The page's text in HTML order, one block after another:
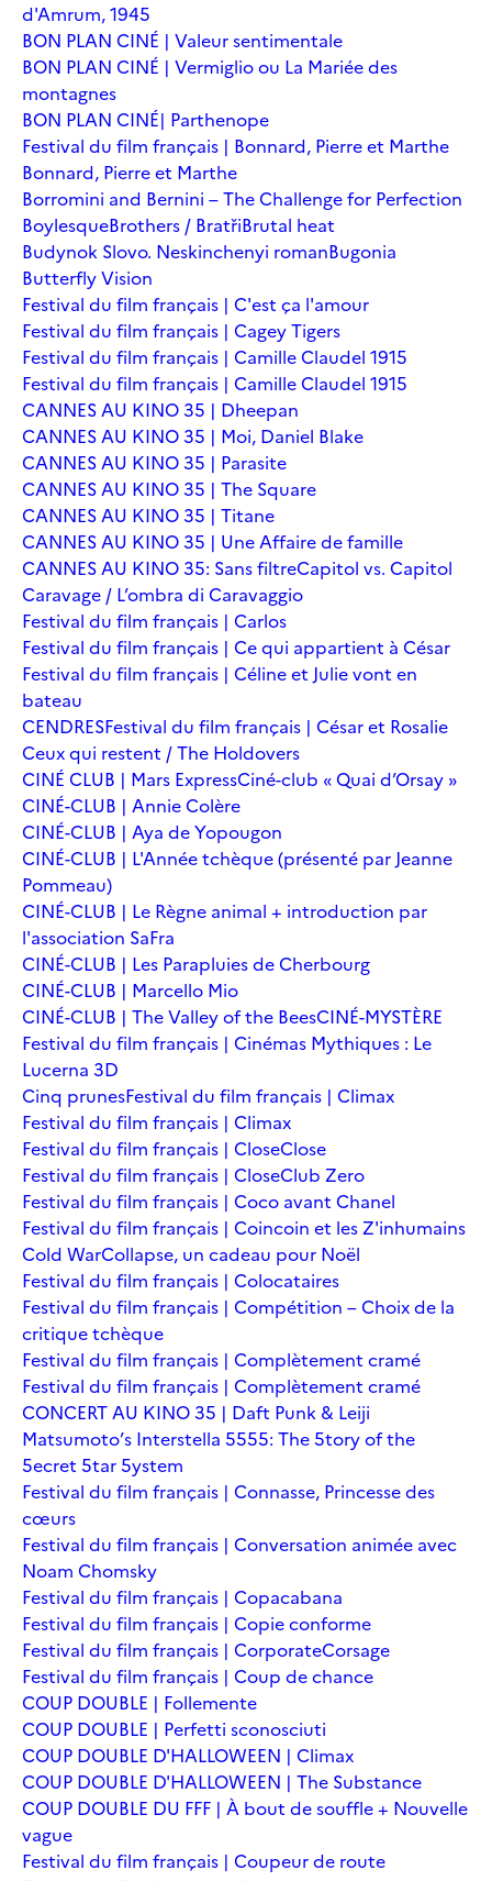
d'Amrum, 1945
BON PLAN CINÉ | Valeur sentimentale
BON PLAN CINÉ | Vermiglio ou La Mariée des
montagnes
BON PLAN CINÉ| Parthenope
Festival du film français | Bonnard, Pierre et Marthe
Bonnard, Pierre et Marthe
Borromini and Bernini – The Challenge for Perfection
BoylesqueBrothers / BratřiBrutal heat
Budynok Slovo. Neskinchenyi romanBugonia
Butterfly Vision
Festival du film français | C'est ça l'amour
Festival du film français | Cagey Tigers
Festival du film français | Camille Claudel 1915
Festival du film français | Camille Claudel 1915
CANNES AU KINO 35 | Dheepan
CANNES AU KINO 35 | Moi, Daniel Blake
CANNES AU KINO 35 | Parasite
CANNES AU KINO 35 | The Square
CANNES AU KINO 35 | Titane
CANNES AU KINO 35 | Une Affaire de famille
CANNES AU KINO 35: Sans filtreCapitol vs. Capitol
Caravage / L’ombra di Caravaggio
Festival du film français | Carlos
Festival du film français | Ce qui appartient à César
Festival du film français | Céline et Julie vont en
bateau
CENDRESFestival du film français | César et Rosalie
Ceux qui restent / The Holdovers
CINÉ CLUB | Mars ExpressCiné-club « Quai d’Orsay »
CINÉ-CLUB | Annie Colère
CINÉ-CLUB | Aya de Yopougon
CINÉ-CLUB | L'Année tchèque (présenté par Jeanne
Pommeau)
CINÉ-CLUB | Le Règne animal + introduction par
l'association SaFra
CINÉ-CLUB | Les Parapluies de Cherbourg
CINÉ-CLUB | Marcello Mio
CINÉ-CLUB | The Valley of the BeesCINÉ-MYSTÈRE
Festival du film français | Cinémas Mythiques : Le
Lucerna 3D
Cinq prunesFestival du film français | Climax
Festival du film français | Climax
Festival du film français | CloseClose
Festival du film français | CloseClub Zero
Festival du film français | Coco avant Chanel
Festival du film français | Coincoin et les Z'inhumains
Cold WarCollapse, un cadeau pour Noël
Festival du film français | Colocataires
Festival du film français | Compétition – Choix de la
critique tchèque
Festival du film français | Complètement cramé
Festival du film français | Complètement cramé
CONCERT AU KINO 35 | Daft Punk & Leiji
Matsumoto’s Interstella 5555: The 5tory of the
5ecret 5tar 5ystem
Festival du film français | Connasse, Princesse des
cœurs
Festival du film français | Conversation animée avec
Noam Chomsky
Festival du film français | Copacabana
Festival du film français | Copie conforme
Festival du film français | CorporateCorsage
Festival du film français | Coup de chance
COUP DOUBLE | Follemente
COUP DOUBLE | Perfetti sconosciuti
COUP DOUBLE D'HALLOWEEN | Climax
COUP DOUBLE D'HALLOWEEN | The Substance
COUP DOUBLE DU FFF | À bout de souffle + Nouvelle
vague
Festival du film français | Coupeur de route